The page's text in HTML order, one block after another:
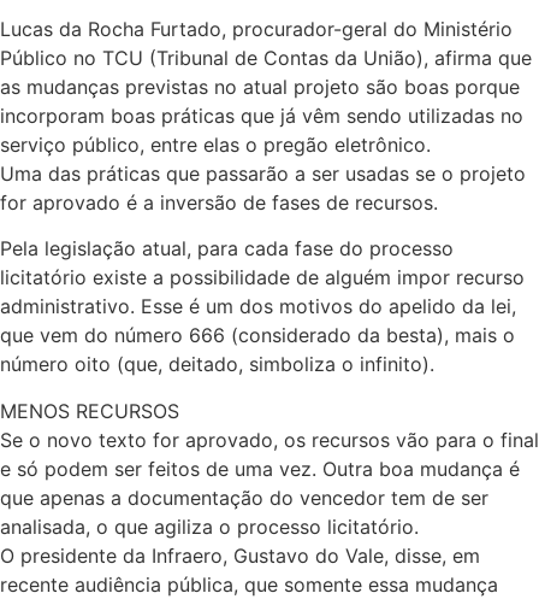
Lucas da Rocha Furtado, procurador-geral do Ministério
Público no TCU (Tribunal de Contas da União), afirma que
as mudanças previstas no atual projeto são boas porque
incorporam boas práticas que já vêm sendo utilizadas no
serviço público, entre elas o pregão eletrônico.
Uma das práticas que passarão a ser usadas se o projeto
for aprovado é a inversão de fases de recursos.
Pela legislação atual, para cada fase do processo
licitatório existe a possibilidade de alguém impor recurso
administrativo. Esse é um dos motivos do apelido da lei,
que vem do número 666 (considerado da besta), mais o
número oito (que, deitado, simboliza o infinito).
MENOS RECURSOS
Se o novo texto for aprovado, os recursos vão para o final
e só podem ser feitos de uma vez. Outra boa mudança é
que apenas a documentação do vencedor tem de ser
analisada, o que agiliza o processo licitatório.
O presidente da Infraero, Gustavo do Vale, disse, em
recente audiência pública, que somente essa mudança